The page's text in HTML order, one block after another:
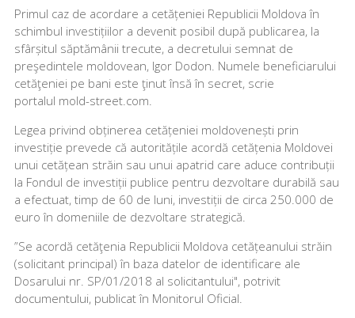
Primul caz de acordare a cetățeniei Republicii Moldova în
schimbul investițiilor a devenit posibil după publicarea, la
sfârșitul săptămânii trecute, a decretului semnat de
preşedintele moldovean, Igor Dodon. Numele beneficiarului
cetăţeniei pe bani este ţinut însă în secret, scrie
portalul mold-street.com.
Legea privind obținerea cetățeniei moldovenești prin
investiție prevede că autoritățile acordă cetățenia Moldovei
unui cetățean străin sau unui apatrid care aduce contribuții
la Fondul de investiții publice pentru dezvoltare durabilă sau
a efectuat, timp de 60 de luni, investiții de circa 250.000 de
euro în domeniile de dezvoltare strategică.
”Se acordă cetăţenia Republicii Moldova cetățeanului străin
(solicitant principal) în baza datelor de identificare ale
Dosarului nr. SP/01/2018 al solicitantului", potrivit
documentului, publicat în Monitorul Oficial.